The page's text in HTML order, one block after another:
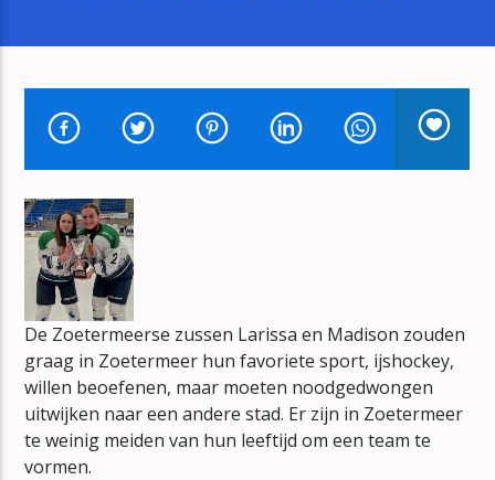
HUIDIG NUMMER
BONT
JAN BERG
mz-radio
De Zoetermeerse zussen Larissa en Madison zouden
graag in Zoetermeer hun favoriete sport, ijshockey,
willen beoefenen, maar moeten noodgedwongen
uitwijken naar een andere stad. Er zijn in Zoetermeer
te weinig meiden van hun leeftijd om een team te
vormen.